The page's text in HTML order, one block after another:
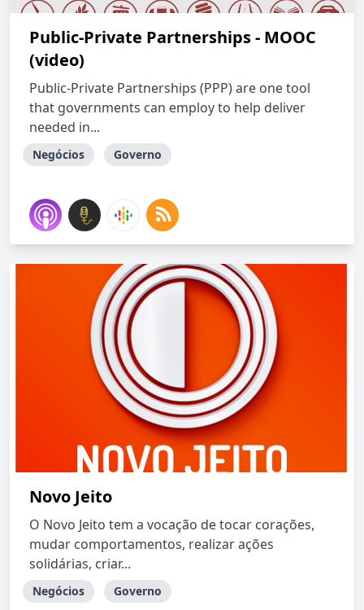
Public-Private Partnerships - MOOC
(video)
Public-Private Partnerships (PPP) are one tool
that governments can employ to help deliver
needed in...
Negócios Governo
Novo Jeito
O Novo Jeito tem a vocação de tocar corações,
mudar comportamentos, realizar ações
solidárias, criar...
Negócios Governo